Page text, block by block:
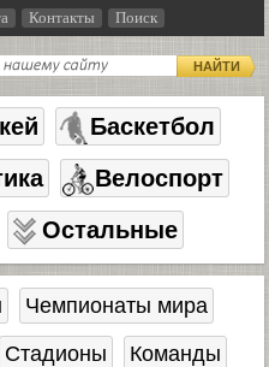
Контакты Поиск
НАЙТИ
Баскетбол
Велоспорт
Остальные
Чемпионаты мира
Стадионы
Команды